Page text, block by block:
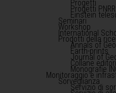
Progetti
Progetti PNRR
Einstein
Seminari
Workshop
International
Prodotti della
Annals of
Earth-prints
Journal of
Collane
Monografie
Monitoraggio e
Sorveglianza
Servizio di